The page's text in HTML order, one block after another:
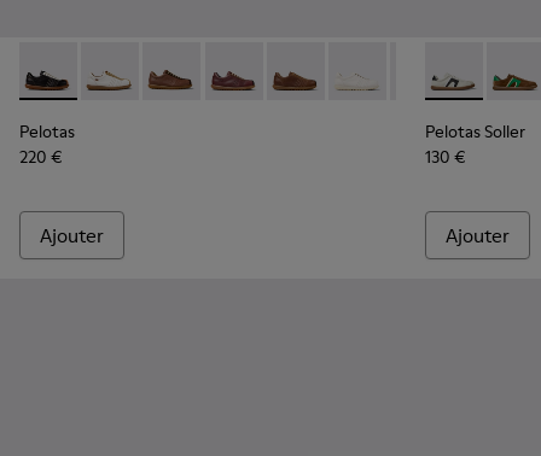
Pelotas - K101018-001 - Chaussures multicolores en cuir au
Pelotas - K101018-010 - Chaussures blanches en
Pelotas - K101018-009 - Chaussures en cuir
Pelotas - K101018-007
Pelotas - K101018-004
Pelotas - K101018-003
Pelotas -
Pelotas
220 €
Ajouter
Pelotas
Pelotas Soller
130 €
Ajouter